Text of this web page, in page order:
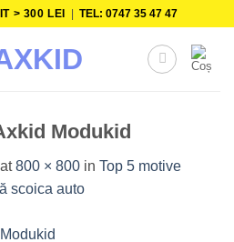
> 300 LEI |TEL: 0747 35 47 47
Modukid
at800 × 800 in Top 5 motive
scoica auto